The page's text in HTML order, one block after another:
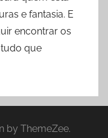
e fantasia. E
encontrar os
que
by ThemeZee.